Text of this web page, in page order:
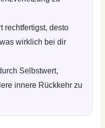
rechtfertigst, desto
wirklich bei dir
Selbstwert,
innere Rückkehr zu